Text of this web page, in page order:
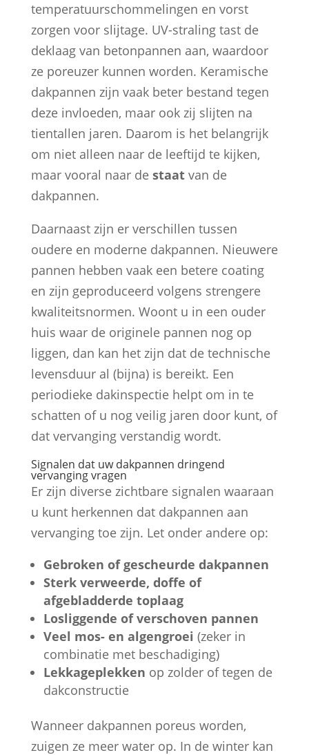
temperatuurschommelingen en vorst
zorgen voor slijtage. UV-straling tast de
deklaag van betonpannen aan, waardoor
ze poreuzer kunnen worden. Keramische
dakpannen zijn vaak beter bestand tegen
deze invloeden, maar ook zij slijten na
tientallen jaren. Daarom is het belangrijk
om niet alleen naar de leeftijd te kijken,
maar vooral naar de staatvan de
dakpannen.
Daarnaast zijn er verschillen tussen
oudere en moderne dakpannen. Nieuwere
pannen hebben vaak een betere coating
en zijn geproduceerd volgens strengere
kwaliteitsnormen. Woont u in een ouder
huis waar de originele pannen nog op
liggen, dan kan het zijn dat de technische
levensduur al (bijna) is bereikt. Een
periodieke dakinspectie helpt om in te
schatten of u nog veilig jaren door kunt, of
dat vervanging verstandig wordt.
Signalen dat uw dakpannen dringend
vervanging vragen
Er zijn diverse zichtbare signalen waaraan
u kunt herkennen dat dakpannen aan
vervanging toe zijn. Let onder andere op:
Gebroken of gescheurde dakpannen
Sterk verweerde, doffe of
afgebladderde toplaag
Losliggende of verschoven pannen
Veel mos- en algengroei (zeker in
combinatie met beschadiging)
Lekkageplekken op zolder of tegen de
dakconstructie
Wanneer dakpannen poreus worden,
zuigen ze meer water op. In de winter kan